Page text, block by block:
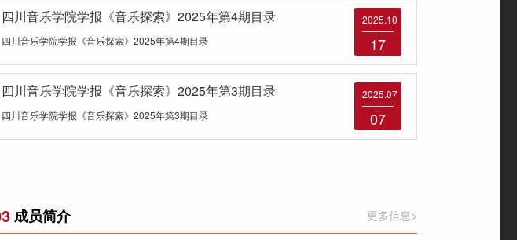
四川音乐学院学报《音乐探索》2025年第4期目录
四川音乐学院学报《音乐探索》2025年第4期目录
2025.10
17
四川音乐学院学报《音乐探索》2025年第3期目录
四川音乐学院学报《音乐探索》2025年第3期目录
2025.07
07
成员简介 更多信息>